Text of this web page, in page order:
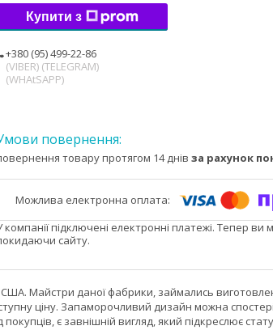
Купити з
+380 (95) 499-22-86
(VIBER) (TELEGRAM)
(WHAtSAPP)
товару протягом 14 днів за рахунок
компанії підключені електронні платежі. Тепер
сайту.
Майстри даної фабрики, займались
ціну. Запаморочливий дизайн можна
є завнішній вигляд, який підкреслює